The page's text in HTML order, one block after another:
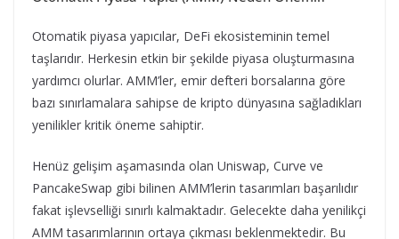
Otomatik piyasa yapıcılar, DeFi ekosisteminin temel
taşlarıdır. Herkesin etkin bir şekilde piyasa oluşturmasına
yardımcı olurlar. AMM’ler, emir defteri borsalarına göre
bazı sınırlamalara sahipse de kripto dünyasına sağladıkları
yenilikler kritik öneme sahiptir.
Henüz gelişim aşamasında olan Uniswap, Curve ve
PancakeSwap gibi bilinen AMM’lerin tasarımları başarılıdır
fakat işlevselliği sınırlı kalmaktadır. Gelecekte daha yenilikçi
AMM tasarımlarının ortaya çıkması beklenmektedir. Bu